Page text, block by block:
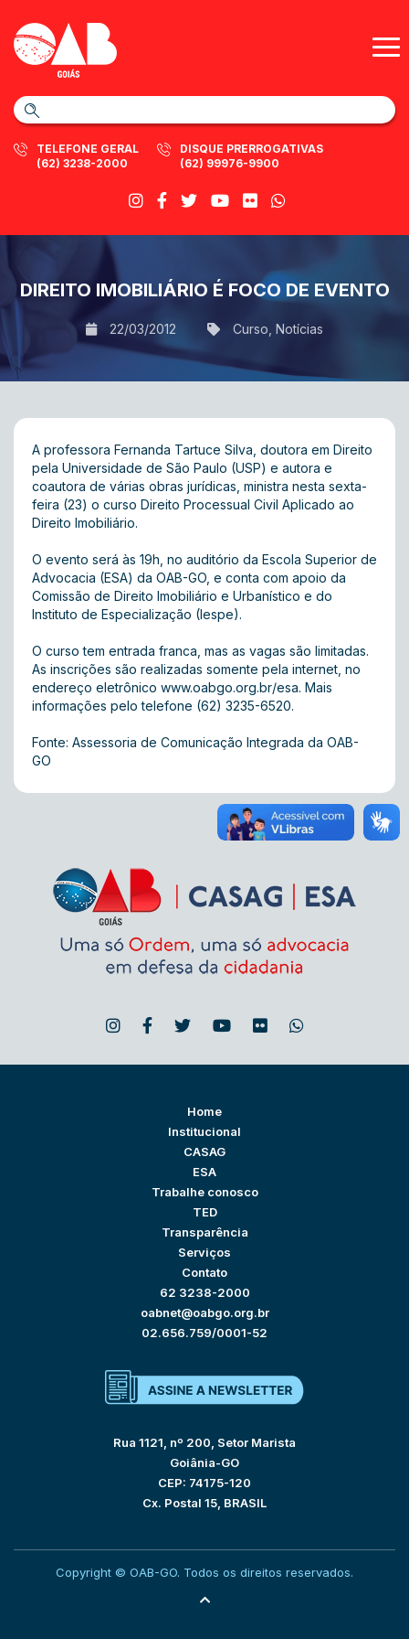
TELEFONE GERAL
(62) 3238-2000
DISQUE PRERROGATIVAS
(62) 99976-9900
DIREITO IMOBILIÁRIO É FOCO DE EVENTO
22/03/2012 Curso Notícias
A professora Fernanda Tartuce Silva, doutora em Direito
pela Universidade de São Paulo (USP) e autora e
coautora de várias obras jurídicas, ministra nesta sexta-
feira (23) o curso Direito Processual Civil Aplicado ao
Direito Imobiliário.
O evento será às 19h, no auditório da Escola Superior de
Advocacia (ESA) da OAB-GO, e conta com apoio da
Comissão de Direito Imobiliário e Urbanístico e do
Instituto de Especialização (Iespe).
O curso tem entrada franca, mas as vagas são limitadas.
As inscrições são realizadas somente pela internet, no
endereço eletrônico www.oabgo.org.br/esa. Mais
informações pelo telefone (62) 3235-6520.
Fonte: Assessoria de Comunicação Integrada da OAB-
GO
Home
Institucional
CASAG
ESA
Trabalhe conosco
TED
Transparência
Serviços
Contato
62 3238-2000
oabnet@oabgo.org.br
02.656.759/0001-52
Rua 1121, nº 200, Setor Marista
Goiânia-GO
CEP: 74175-120
Cx. Postal 15, BRASIL
Copyright © OAB-GO. Todos os direitos reservados.